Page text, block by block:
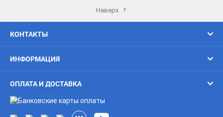
Наверх
КОНТАКТЫ
ИНФОРМАЦИЯ
ОПЛАТА И ДОСТАВКА